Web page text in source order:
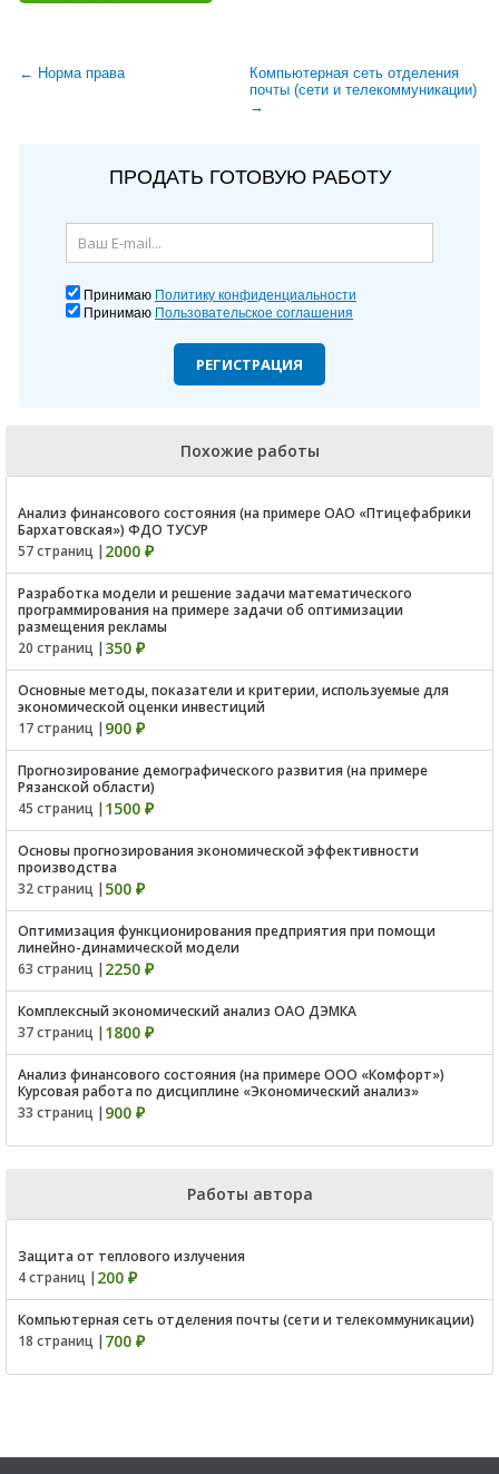
← Норма права
Компьютерная сеть отделения
почты (сети и телекоммуникации)
→
ПРОДАТЬ ГОТОВУЮ РАБОТУ
Принимаю Политику конфиденциальности
Принимаю Пользовательское соглашения
РЕГИСТРАЦИЯ
Похожие работы
Анализ финансового состояния (на примере ОАО «Птицефабрики
Бархатовская») ФДО ТУСУР
57 страниц | 2000 ₽
Разработка модели и решение задачи математического
программирования на примере задачи об оптимизации
размещения рекламы
20 страниц | 350 ₽
Основные методы, показатели и критерии, используемые для
экономической оценки инвестиций
17 страниц | 900 ₽
Прогнозирование демографического развития (на примере
Рязанской области)
45 страниц | 1500 ₽
Основы прогнозирования экономической эффективности
производства
32 страниц | 500 ₽
Оптимизация функционирования предприятия при помощи
линейно-динамической модели
63 страниц | 2250 ₽
Комплексный экономический анализ ОАО ДЭМКА
37 страниц | 1800 ₽
Анализ финансового состояния (на примере ООО «Комфорт»)
Курсовая работа по дисциплине «Экономический анализ»
33 страниц | 900 ₽
Работы автора
Защита от теплового излучения
4 страниц | 200 ₽
Компьютерная сеть отделения почты (сети и телекоммуникации)
18 страниц | 700 ₽